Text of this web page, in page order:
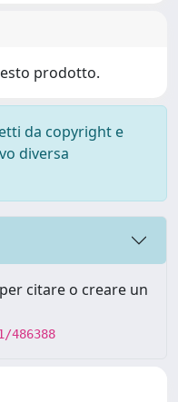
prodotto.
da copyright e
diversa
citare o creare un